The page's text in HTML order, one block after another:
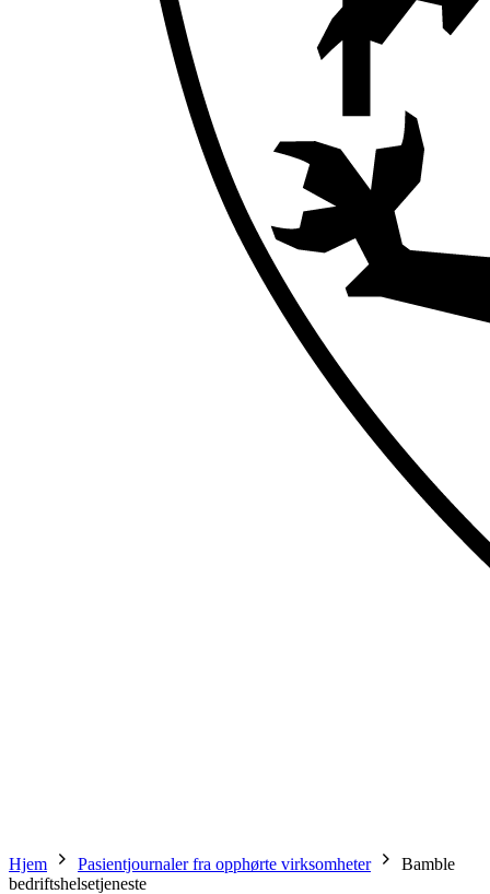
Hjem Pasientjournaler fra opphørte virksomheter
Bamble
bedriftshelsetjeneste